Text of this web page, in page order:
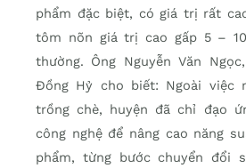
phẩm đặc biệt, có giá trị rất
tôm nõn giá trị cao gấp 5 –
thường. Ông Nguyễn Văn
Đồng Hỷ cho biết: Ngoài việc
trồng chè, huyện đã chỉ đạo
công nghệ để nâng cao năng
phẩm, từng bước chuyển đổi